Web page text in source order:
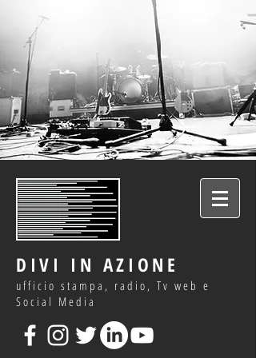
DIVI IN AZIONE
ufficio stampa, radio, Tv web e
Social Media